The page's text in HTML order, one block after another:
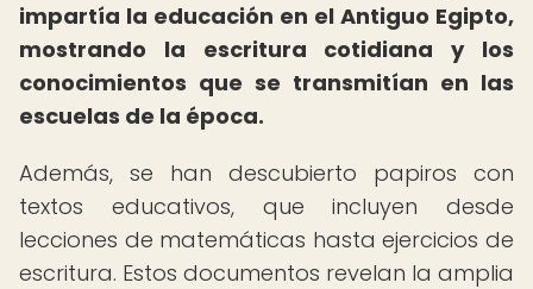
impartía la educación en el Antiguo Egipto,
mostrando la escritura cotidiana y los
conocimientos que se transmitían en las
escuelas de la época.
Además, se han descubierto papiros con
textos educativos, que incluyen desde
lecciones de matemáticas hasta ejercicios de
escritura. Estos documentos revelan la amplia